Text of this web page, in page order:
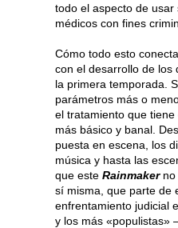
todo el aspecto de usar
médicos con fines
Cómo todo esto
con el desarrollo de los
la primera temporada.
parámetros más o
el tratamiento que
más básico y banal.
puesta en escena, los
música y hasta las
que este Rainmakerno
sí misma, que parte de
enfrentamiento judicial
y los más «populistas»